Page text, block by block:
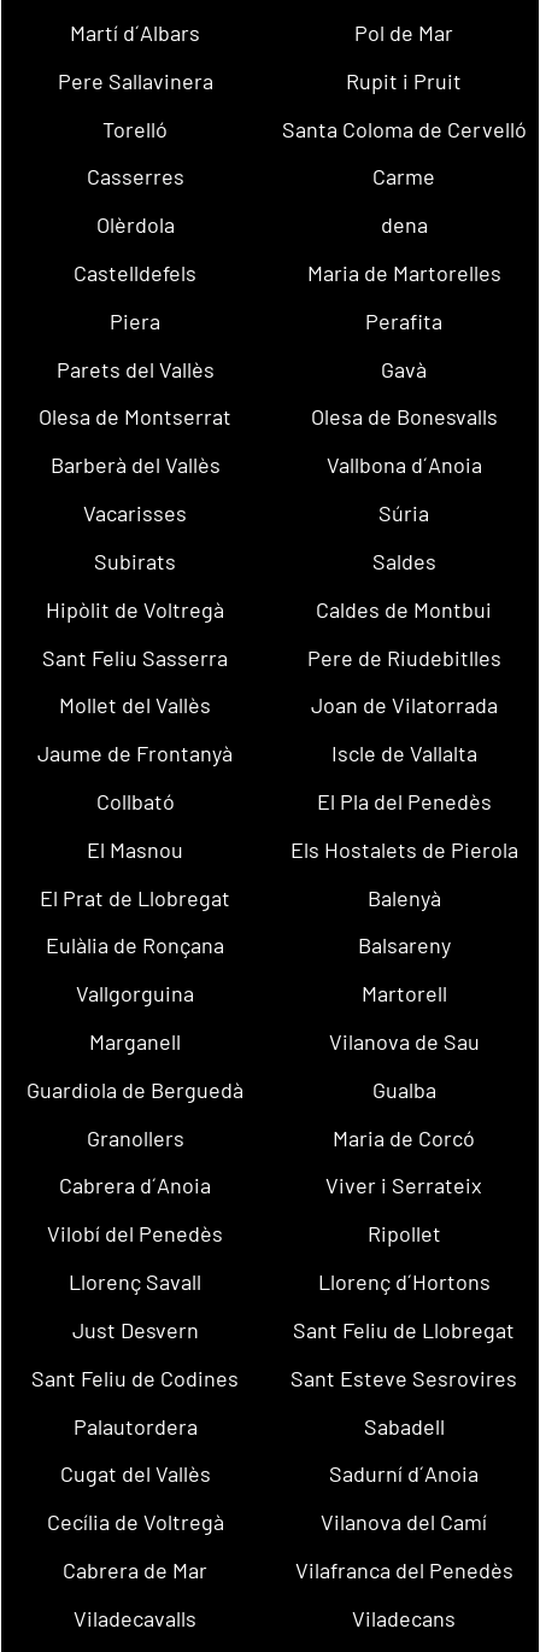
Martí d´Albars
Pol de Mar
Pere Sallavinera
Rupit i Pruit
Torelló
Santa Coloma de Cervelló
Casserres
Carme
Olèrdola
dena
Castelldefels
Maria de Martorelles
Piera
Perafita
Parets del Vallès
Gavà
Olesa de Montserrat
Olesa de Bonesvalls
Barberà del Vallès
Vallbona d´Anoia
Vacarisses
Súria
Subirats
Saldes
Hipòlit de Voltregà
Caldes de Montbui
Sant Feliu Sasserra
Pere de Riudebitlles
Mollet del Vallès
Joan de Vilatorrada
Jaume de Frontanyà
Iscle de Vallalta
Collbató
El Pla del Penedès
El Masnou
Els Hostalets de Pierola
El Prat de Llobregat
Balenyà
Eulàlia de Ronçana
Balsareny
Vallgorguina
Martorell
Marganell
Vilanova de Sau
Guardiola de Berguedà
Gualba
Granollers
Maria de Corcó
Cabrera d´Anoia
Viver i Serrateix
Vilobí del Penedès
Ripollet
Llorenç Savall
Llorenç d´Hortons
Just Desvern
Sant Feliu de Llobregat
Sant Feliu de Codines
Sant Esteve Sesrovires
Palautordera
Sabadell
Cugat del Vallès
Sadurní d´Anoia
Cecília de Voltregà
Vilanova del Camí
Cabrera de Mar
Vilafranca del Penedès
Viladecavalls
Viladecans